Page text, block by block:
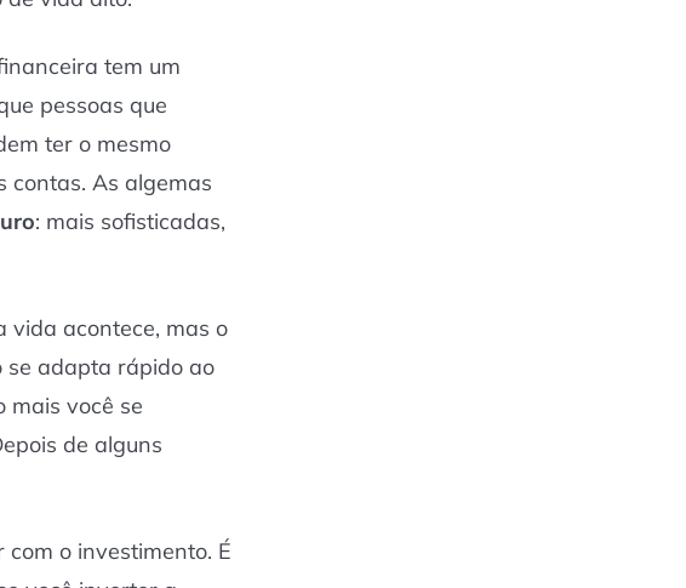
tem um
pessoas que
ter o mesmo
As algemas
: mais sofisticadas,
vida acontece, mas o
se adapta rápido ao
mais você se
de alguns
o investimento. É